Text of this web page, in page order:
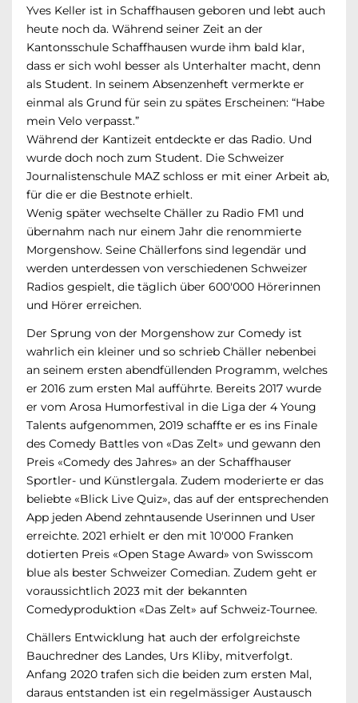
Yves Keller ist in Schaffhausen geboren und lebt auch
heute noch da. Während seiner Zeit an der
Kantonsschule Schaffhausen wurde ihm bald klar,
dass er sich wohl besser als Unterhalter macht, denn
als Student. In seinem Absenzenheft vermerkte er
einmal als Grund für sein zu spätes Erscheinen: “Habe
mein Velo verpasst.”
Während der Kantizeit entdeckte er das Radio. Und
wurde doch noch zum Student. Die Schweizer
Journalistenschule MAZ schloss er mit einer Arbeit ab,
für die er die Bestnote erhielt.
Wenig später wechselte Chäller zu Radio FM1 und
übernahm nach nur einem Jahr die renommierte
Morgenshow. Seine Chällerfons sind legendär und
werden unterdessen von verschiedenen Schweizer
Radios gespielt, die täglich über 600'000 Hörerinnen
und Hörer erreichen.
Der Sprung von der Morgenshow zur Comedy ist
wahrlich ein kleiner und so schrieb Chäller nebenbei
an seinem ersten abendfüllenden Programm, welches
er 2016 zum ersten Mal aufführte. Bereits 2017 wurde
er vom Arosa Humorfestival in die Liga der 4 Young
Talents aufgenommen, 2019 schaffte er es ins Finale
des Comedy Battles von «Das Zelt» und gewann den
Preis «Comedy des Jahres» an der Schaffhauser
Sportler- und Künstlergala. Zudem moderierte er das
beliebte «Blick Live Quiz», das auf der entsprechenden
App jeden Abend zehntausende Userinnen und User
erreichte. 2021 erhielt er den mit 10'000 Franken
dotierten Preis «Open Stage Award» von Swisscom
blue als bester Schweizer Comedian. Zudem geht er
voraussichtlich 2023 mit der bekannten
Comedyproduktion «Das Zelt» auf Schweiz-Tournee.
Chällers Entwicklung hat auch der erfolgreichste
Bauchredner des Landes, Urs Kliby, mitverfolgt.
Anfang 2020 trafen sich die beiden zum ersten Mal,
daraus entstanden ist ein regelmässiger Austausch